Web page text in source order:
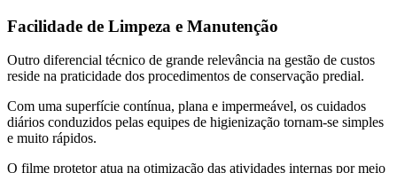
Facilidade de Limpeza e Manutenção
Outro diferencial técnico de grande relevância na gestão de custos
reside na praticidade dos procedimentos de conservação predial.
Com uma superfície contínua, plana e impermeável, os cuidados
diários conduzidos pelas equipes de higienização tornam-se simples
e muito rápidos.
O filme protetor atua na otimização das atividades internas por meio